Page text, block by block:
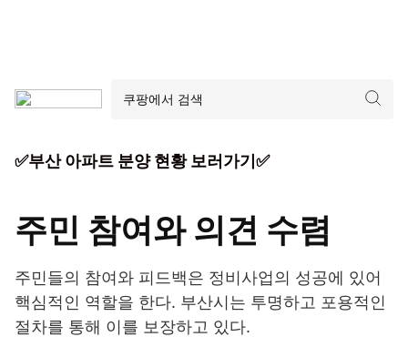
✅부산 아파트 분양 현황 보러가기✅
주민 참여와 의견 수렴
주민들의 참여와 피드백은 정비사업의 성공에 있어
핵심적인 역할을 한다. 부산시는 투명하고 포용적인
절차를 통해 이를 보장하고 있다.